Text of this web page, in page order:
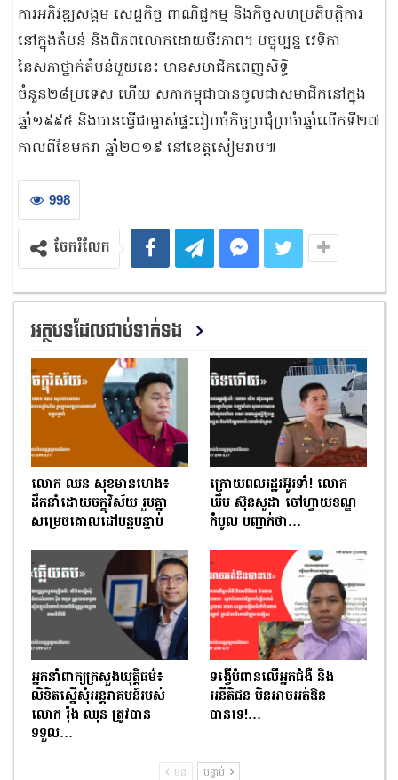
ការអភិវឌ្ឍសង្គម សេដ្ឋកិច្ច ពាណិជ្ជកម្ម និងកិច្ចសហប្រតិបត្តិការ
នៅក្នុងតំបន់ និងពិភពលោកដោយចីរភាព។ បច្ចុប្បន្ន វេទិកា
នៃសភាថ្នាក់តំបន់មួយនេះ មានសមាជិកពេញសិទ្ធិ
ចំនួន២៨ប្រទេស ហើយ សភាកម្ពុជាបានចូលជាសមាជិកនៅក្នុង
ឆ្នាំ១៩៩៥ និងបានធ្វើជាម្ចាស់ផ្ទះរៀបចំកិច្ចប្រជុំប្រចំាឆ្នាំលើកទី២៧
កាលពីខែមករា ឆ្នាំ២០១៩ នៅខេត្តសៀមរាប៕
998
ចែករំលែក
អត្ថបទដែលជាប់ទាក់ទង
លោក ឈន សុខមានហេង៖
ដឹកនាំដោយចក្ខុវិស័យ រួមគ្នា
សម្រេចគោលដៅបន្តបន្ទាប់
ក្រោយពលរដ្ឋរអ៊ូរទាំ! លោក
ឃឹម ស៊ុនសូដា ចៅហ្វាយខណ្ឌ
កំបូល បញ្ជាក់ថា…
អ្នកនាំពាក្យក្រសួងយុត្តិធម៌៖
លិខិតស្នើសុំអន្តរាគមន៍របស់
លោក រ៉ុង ឈុន ត្រូវបាន
ទទួល…
ទង្វើបំពានលើអ្នកជំងឺ និង
អនីតិជន មិនអាចអត់ឱន
បានទេ!…
មុន បន្ទាប់